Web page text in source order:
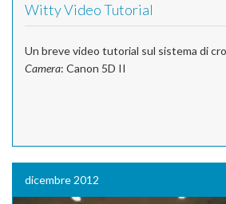
Witty Video Tutorial
Un breve video tutorial sul sistema di
Camera: Canon 5D II
dicembre 2012